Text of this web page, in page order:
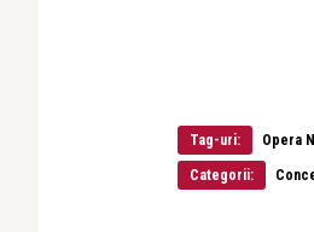
Tag-uri: Opera
Categorii: